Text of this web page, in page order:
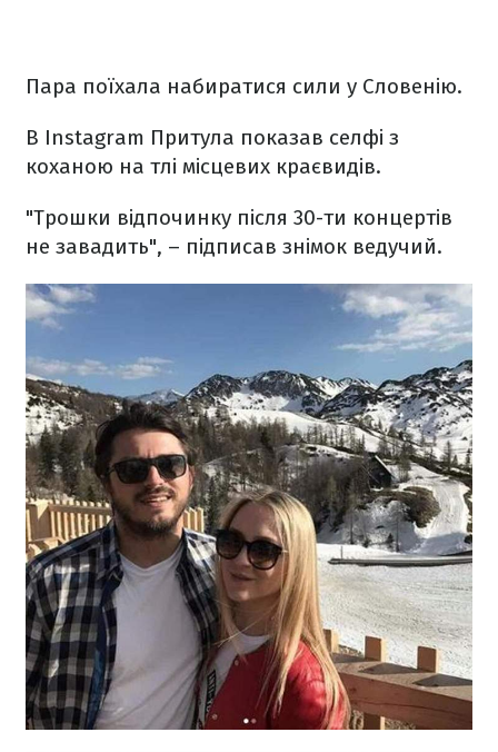
Пара поїхала набиратися сили у Словенію.
В Instagram Притула показав селфі з
коханою на тлі місцевих краєвидів.
"Трошки відпочинку після 30-ти концертів
не завадить", – підписав знімок ведучий.